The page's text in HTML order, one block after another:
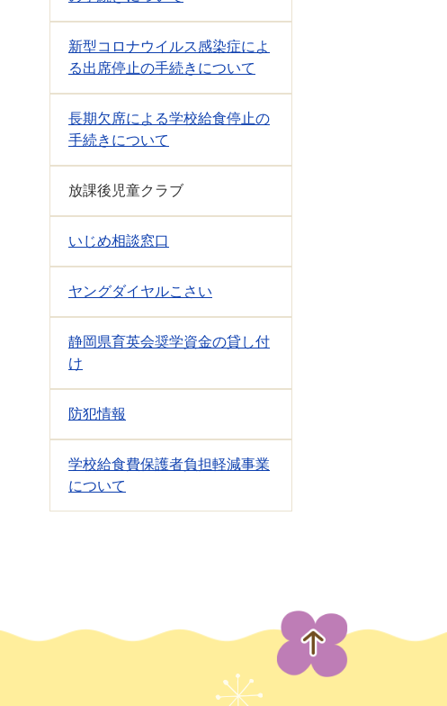
新型コロナウイルス感染症によ
る出席停止の手続きについて
長期欠席による学校給食停止の
手続きについて
放課後児童クラブ
いじめ相談窓口
ヤングダイヤルこさい
静岡県育英会奨学資金の貸し付
け
防犯情報
学校給食費保護者負担軽減事業
について